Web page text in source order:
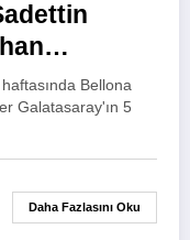
kılıçlar
Bellona
Galatasaray'ın 5
Daha Fazlasını Oku